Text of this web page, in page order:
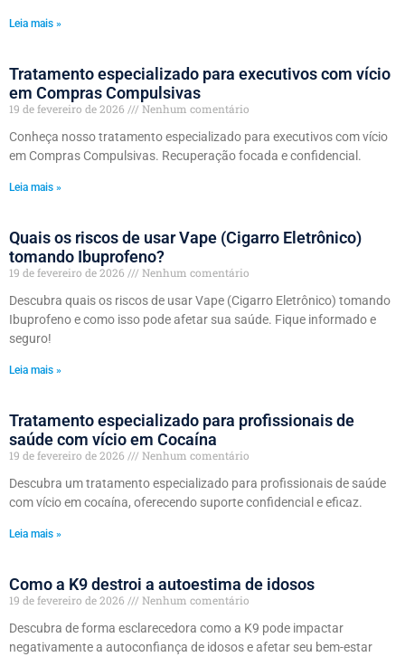
Leia mais »
Tratamento especializado para executivos com vício
em Compras Compulsivas
19 de fevereiro de 2026
Nenhum comentário
Conheça nosso tratamento especializado para executivos com vício
em Compras Compulsivas. Recuperação focada e confidencial.
Leia mais »
Quais os riscos de usar Vape (Cigarro Eletrônico)
tomando Ibuprofeno?
19 de fevereiro de 2026
Nenhum comentário
Descubra quais os riscos de usar Vape (Cigarro Eletrônico) tomando
Ibuprofeno e como isso pode afetar sua saúde. Fique informado e
seguro!
Leia mais »
Tratamento especializado para profissionais de
saúde com vício em Cocaína
19 de fevereiro de 2026
Nenhum comentário
Descubra um tratamento especializado para profissionais de saúde
com vício em cocaína, oferecendo suporte confidencial e eficaz.
Leia mais »
Como a K9 destroi a autoestima de idosos
19 de fevereiro de 2026
Nenhum comentário
Descubra de forma esclarecedora como a K9 pode impactar
negativamente a autoconfiança de idosos e afetar seu bem-estar